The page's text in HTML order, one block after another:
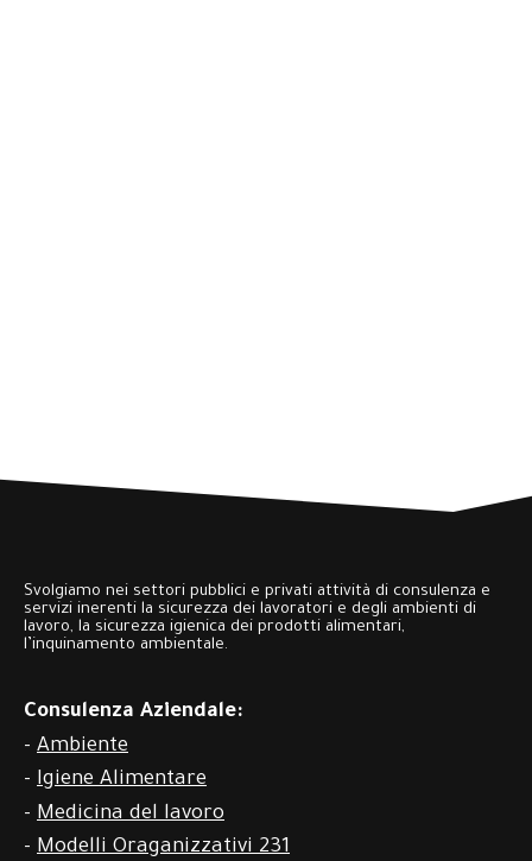
Svolgiamo nei settori pubblici e privati attività di consulenza e
servizi inerenti la sicurezza dei lavoratori e degli ambienti di
lavoro, la sicurezza igienica dei prodotti alimentari,
l’inquinamento ambientale.
Consulenza Aziendale:
- Ambiente
- Igiene Alimentare
- Medicina del lavoro
- Modelli Oraganizzativi 231